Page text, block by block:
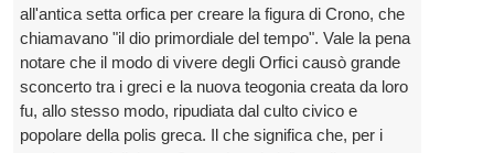
all'antica setta orfica per creare la figura di Crono, che
chiamavano "il dio primordiale del tempo". Vale la pena
notare che il modo di vivere degli Orfici causò grande
sconcerto tra i greci e la nuova teogonia creata da loro
fu, allo stesso modo, ripudiata dal culto civico e
popolare della polis greca. Il che significa che, per i